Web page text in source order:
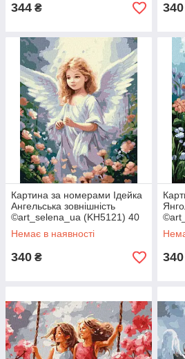
344 ₴ 340
Картина за номерами Ідейка
Ангельська зовнішність
©art_selena_ua (KH5121) 40
х 50 см
Немає в наявності
340 ₴
х 50
340